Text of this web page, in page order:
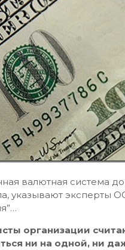
валютная система
указывают эксперты
организации
ни на одной, ни